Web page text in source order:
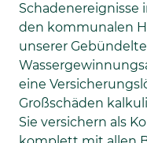
Schadenereignisse
den kommunalen
unserer
eine
Großschäden
Sie versichern als